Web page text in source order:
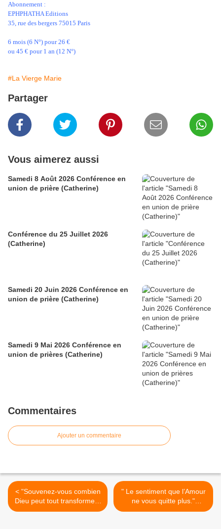
Abonnement :
EPHPHATHA Editions
35, rue des bergers 75015 Paris
6 mois (6 N°) pour 26 €
ou 45 € pour 1 an (12 N°)
#La Vierge Marie
Partager
Vous aimerez aussi
Samedi 8 Août 2026 Conférence en
union de prière (Catherine)
Conférence du 25 Juillet 2026
(Catherine)
Samedi 20 Juin 2026 Conférence en
union de prière (Catherine)
Samedi 9 Mai 2026 Conférence en
union de prières (Catherine)
Commentaires
Ajouter un commentaire
< "Souvenez-vous combien
Dieu peut tout transformer."
(13/09/2010) La Vierge
" Le sentiment que l’Amour
ne vous quitte plus."
(10/10/2010) La Vierge